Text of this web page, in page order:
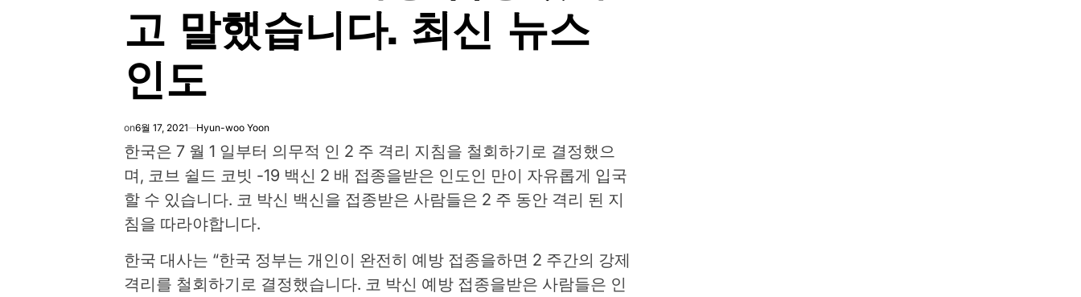
고 말했습니다. 최신 뉴스
인도
on6월 17, 2021 Hyun-woo Yoon
한국은 7 월 1 일부터 의무적 인 2 주 격리 지침을 철회하기로 결정했으
며, 코브 쉴드 코빗 -19 백신 2 배 접종을받은 인도인 만이 자유롭게 입국
할 수 있습니다. 코 박신 백신을 접종받은 사람들은 2 주 동안 격리 된 지
침을 따라야합니다.
한국 대사는 “한국 정부는 개인이 완전히 예방 접종을하면 2 주간의 강제
격리를 철회하기로 결정했습니다. 코 박신 예방 접종을받은 사람들은 인